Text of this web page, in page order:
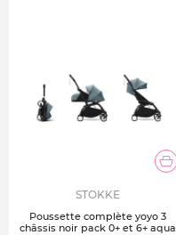
STOKKE
Poussette complète yoyo 3
châssis noir pack 0+ et 6+ aqua